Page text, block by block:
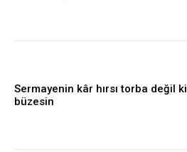
Sermayenin kâr hırsı torba değil ki
büzesin